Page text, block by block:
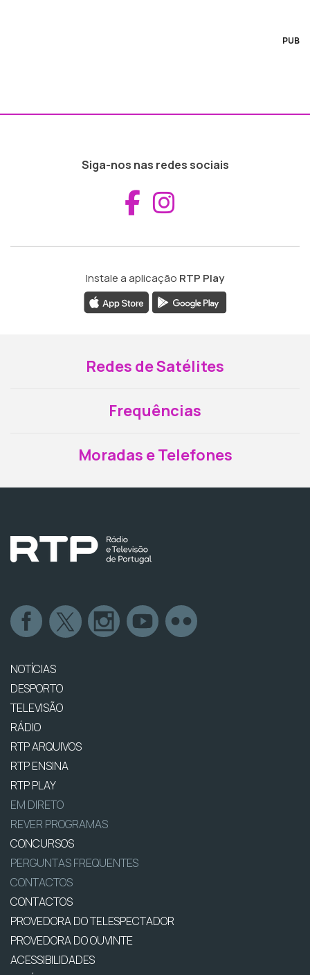
PUB
Siga-nos nas redes sociais
Aceder ao
Instale a aplicação RTP Play
Redes de Satélites
Frequências
Moradas e Telefones
NOTÍCIAS
DESPORTO
TELEVISÃO
RÁDIO
RTP ARQUIVOS
RTP ENSINA
RTP PLAY
EM DIRETO
REVER PROGRAMAS
CONCURSOS
PERGUNTAS FREQUENTES
CONTACTOS
CONTACTOS
PROVEDORA DO TELESPECTADOR
PROVEDORA DO OUVINTE
ACESSIBILIDADES